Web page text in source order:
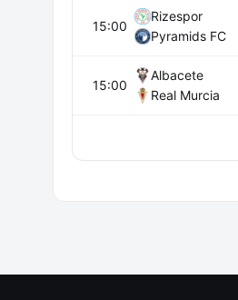
15:00
Rizespor
Pyramids FC
15:00
Albacete
Real Murcia